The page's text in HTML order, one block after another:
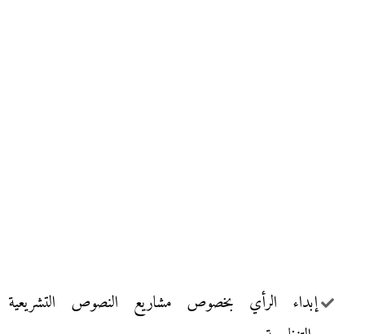
إبداء الرأي بخصوص مشاريع النصوص التشريعية